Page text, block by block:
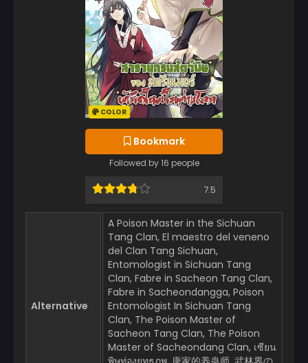
COLOR
Bookmark
Followed by 16 people
7.5
Alternative
A Poison Master in the Sichuan
Tang Clan, El maestro del veneno
del Clan Tang Sichuan,
Entomologist in Sichuan Tang
Clan, Fabre in Sacheon Tang Clan,
Fabre in Sacheondangga, Poison
Entomologist In Sichuan Tang
Clan, The Poison Master of
Sacheon Tang Clan, The Poison
Master of Sacheondang Clan, เซียน